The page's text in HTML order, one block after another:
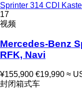
Sprinter 314 CDI
17
视频
Mercedes-Benz
RFK, Navi
¥155,900 €19,990 ≈
封闭箱式车